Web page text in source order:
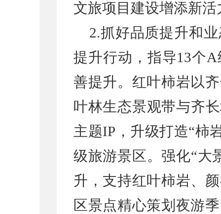
文旅项目建设增添新活
2.抓好品质提升和
提升行动，指导13个
善提升。红叶柿岩以
叶林生态景观带与齐
主题IP，升级打造“柿
级旅游景区。强化“大
升，支持红叶柿岩、
区景点精心策划夜游